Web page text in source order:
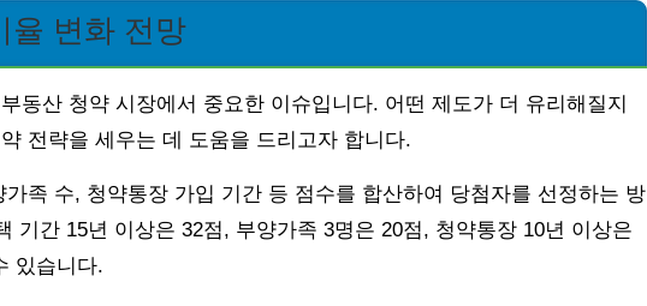
율 변화 전망
동산 청약 시장에서 중요한 이슈입니다. 어떤 제도가 더 유리해질지
전략을 세우는 데 도움을 드리고자 합니다.
족 수, 청약통장 가입 기간 등 점수를 합산하여 당첨자를 선정하는 방
기간 15년 이상은 32점, 부양가족 3명은 20점, 청약통장 10년 이상은
있습니다.